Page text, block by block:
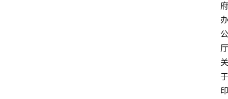
府
办
公
厅
关
于
印